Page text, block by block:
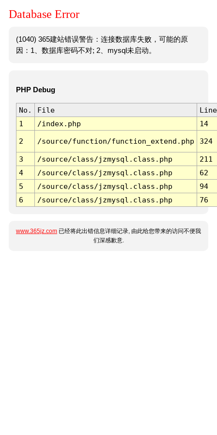
Database Error
(1040) 365建站错误警告：连接数据库失败，可能的原
因：1、数据库密码不对; 2、mysql未启动。
PHP Debug
No. File
Line
1
/index.php 14
2 /source/function/function_extend.php 324
3 /source/class/jzmysql.class.php
211
4
/source/class/jzmysql.class.php
62
5
/source/class/jzmysql.class.php
94
6
/source/class/jzmysql.class.php 76
www.365jz.com 已经将此出错信息详细记录, 由此给您带来的访问不便我
们深感歉意.